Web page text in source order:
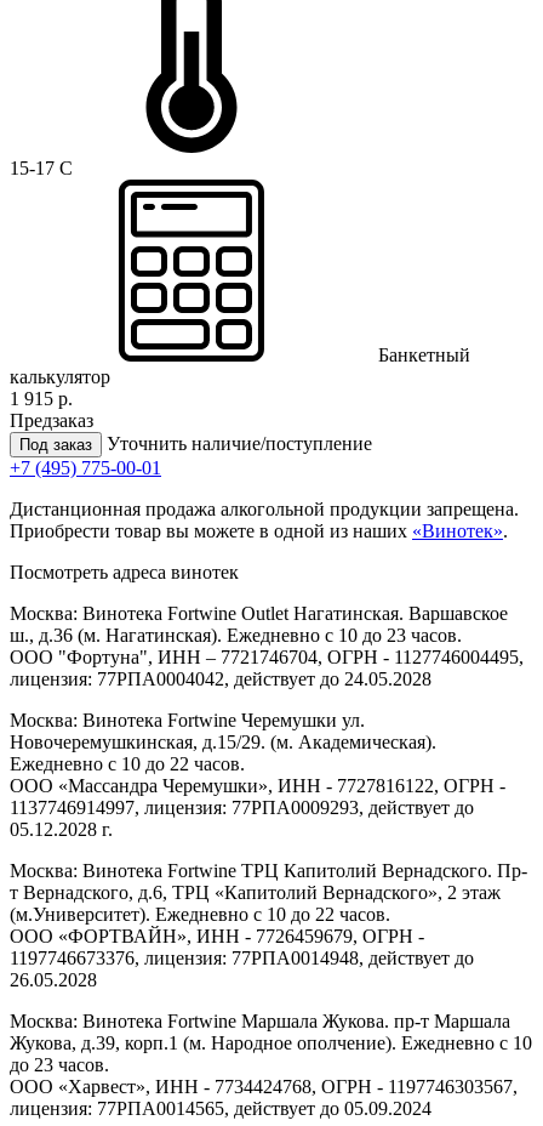
15-17 C
Банкетный
калькулятор
1 915 р.
Предзаказ
Под заказ
Уточнить наличие/поступление
+7 (495) 775-00-01
Дистанционная продажа алкогольной продукции запрещена.
Приобрести товар вы можете в одной из наших «Винотек».
Посмотреть адреса винотек
Москва: Винотека Fortwine Outlet Нагатинская. Варшавское
ш., д.36 (м. Нагатинская). Ежедневно с 10 до 23 часов.
ООО "Фортуна", ИНН – 7721746704, ОГРН - 1127746004495,
лицензия: 77РПА0004042, действует до 24.05.2028
Москва: Винотека Fortwine Черемушки ул.
Новочеремушкинская, д.15/29. (м. Академическая).
Ежедневно с 10 до 22 часов.
ООО «Массандра Черемушки», ИНН - 7727816122, ОГРН -
1137746914997, лицензия: 77РПА0009293, действует до
05.12.2028 г.
Москва: Винотека Fortwine ТРЦ Капитолий Вернадского. Пр-
т Вернадского, д.6, ТРЦ «Капитолий Вернадского», 2 этаж
(м.Университет). Ежедневно с 10 до 22 часов.
ООО «ФОРТВАЙН», ИНН - 7726459679, ОГРН -
1197746673376, лицензия: 77РПА0014948, действует до
26.05.2028
Москва: Винотека Fortwine Маршала Жукова. пр-т Маршала
Жукова, д.39, корп.1 (м. Народное ополчение). Ежедневно с 10
до 23 часов.
ООО «Харвест», ИНН - 7734424768, ОГРН - 1197746303567,
лицензия: 77РПА0014565, действует до 05.09.2024